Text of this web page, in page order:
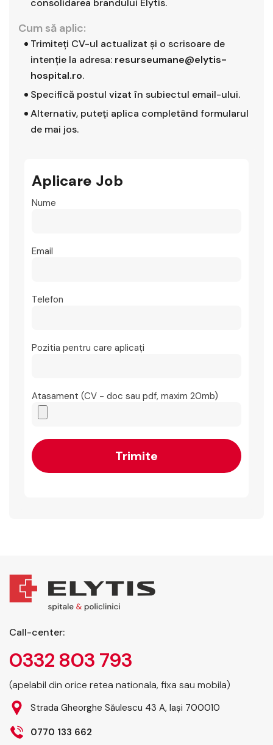
consolidarea brandului Elytis.
Cum să aplic:
Trimiteți CV-ul actualizat și o scrisoare de
intenție la adresa: resurseumane@elytis-
hospital.ro.
Specifică postul vizat în subiectul email-ului.
Alternativ, puteți aplica completând formularul
de mai jos.
Aplicare Job
Nume
Email
Telefon
Pozitia pentru care aplicați
Atasament (CV - doc sau pdf, maxim 20mb)
Call-center:
0332 803 793
(apelabil din orice retea nationala, fixa sau mobila)
Strada Gheorghe Săulescu 43 A, Iași 700010
0770 133 662